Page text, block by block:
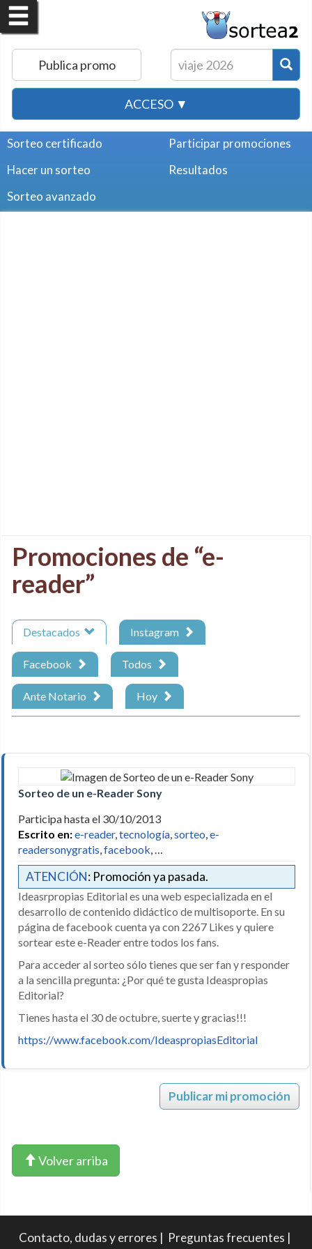
Publica promo
ACCESO ▼
Sorteo certificado
Hacer un sorteo
Sorteo avanzado
Participar promociones
Resultados
Promociones de “e-
reader”
Destacados Instagram
Facebook Todos
Ante Notario Hoy
Sorteo de un e-Reader Sony
Participa hasta el 30/10/2013
Escrito en:e-reader,tecnología,sorteo,e-
readersonygratis,facebook, …
ATENCIÓN: Promoción ya pasada.
Ideasrpropias Editorial es una web especializada en el
desarrollo de contenido didáctico de multisoporte. En su
página de facebook cuenta ya con 2267 Likes y quiere
sortear este e-Reader entre todos los fans.
Para acceder al sorteo sólo tienes que ser fan y responder
a la sencilla pregunta: ¿Por qué te gusta Ideaspropias
Editorial?
Tienes hasta el 30 de octubre, suerte y gracias!!!
https://www.facebook.com/IdeaspropiasEditorial
Publicar mi promoción
Volver arriba
Contacto, dudas y errores | Preguntas frecuentes |